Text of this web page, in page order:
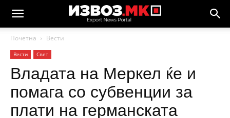
Почетна Вести
Вести Свет
Владата на Меркел ќе и
помага со субвенции за
плати на германската